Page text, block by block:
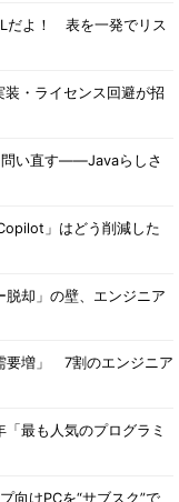
だよ！ 表を一発でリス
・ライセンス回避が招
問い直す――Javaらしさ
」はどう削減した
却」の壁、エンジニア
要増」 7割のエンジニア
最も人気のプログラミ
向けPCを“サブスク”で